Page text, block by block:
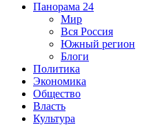
Панорама 24
Мир
Вся Россия
Южный регион
Блоги
Политика
Экономика
Общество
Власть
Культура